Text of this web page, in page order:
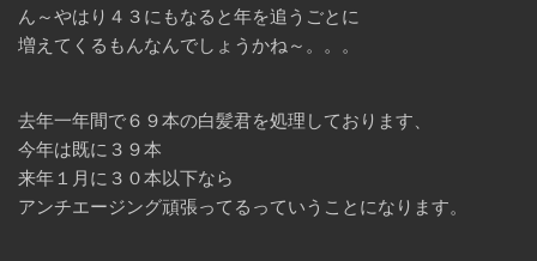
ん～やはり４３にもなると年を追うごとに
増えてくるもんなんでしょうかね～。。。
去年一年間で６９本の白髪君を処理しております、
今年は既に３９本
来年１月に３０本以下なら
アンチエージング頑張ってるっていうことになります。